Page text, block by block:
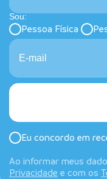
Sou:
Pessoa Física
Eu concordo em
Ao informar meus
Privacidade e com os